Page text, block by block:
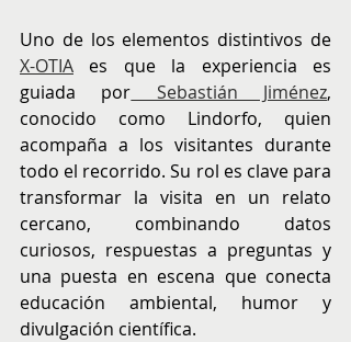
X-OTIA es que la experiencia es
guiada por Sebastián Jiménez,
conocido como Lindorfo, quien
acompaña a los visitantes durante
todo el recorrido. Su rol es clave para
transformar la visita en un relato
cercano, combinando datos
curiosos, respuestas a preguntas y
una puesta en escena que conecta
educación ambiental, humor y
divulgación científica.